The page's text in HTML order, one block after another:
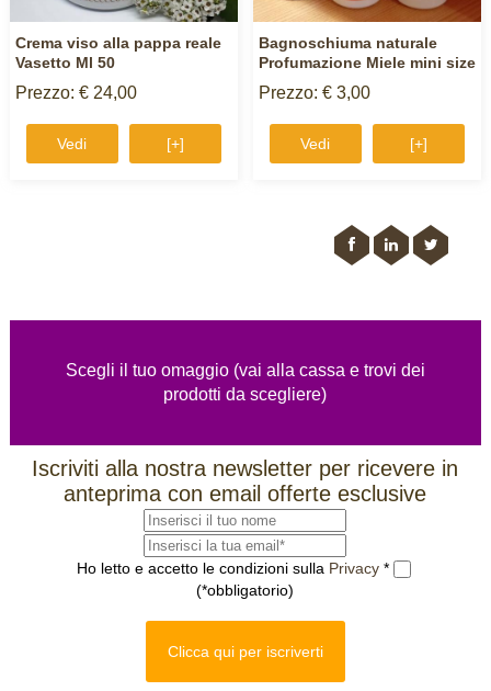
Crema viso alla pappa reale
Vasetto Ml 50
Prezzo: € 24,00
Vedi [+]
Bagnoschiuma naturale
Profumazione Miele mini size
Prezzo: € 3,00
Vedi [+]
Scegli il tuo omaggio (vai alla cassa e trovi dei
prodotti da scegliere)
Iscriviti alla nostra newsletter per ricevere in
anteprima con email offerte esclusive
Ho letto e accetto le condizioni sulla Privacy *
(*obbligatorio)
Clicca qui per iscriverti